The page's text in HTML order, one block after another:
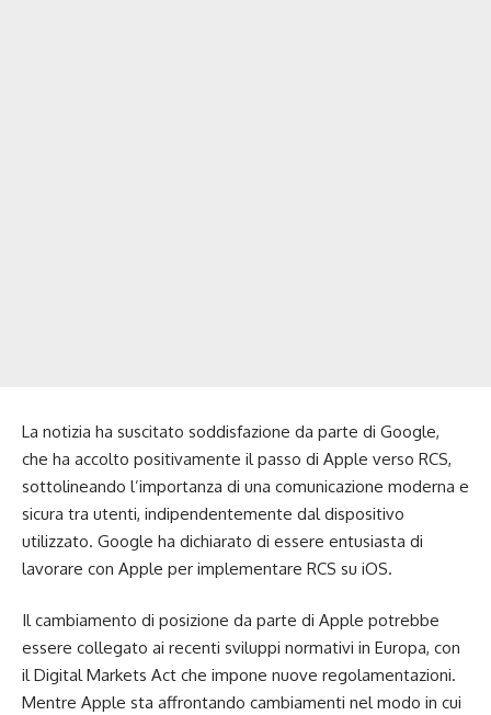
La notizia ha suscitato soddisfazione da parte di Google,
che ha accolto positivamente il passo di Apple verso RCS,
sottolineando l’importanza di una comunicazione moderna e
sicura tra utenti, indipendentemente dal dispositivo
utilizzato. Google ha dichiarato di essere entusiasta di
lavorare con Apple per implementare RCS su iOS.
Il cambiamento di posizione da parte di Apple potrebbe
essere collegato ai recenti sviluppi normativi in Europa, con
il Digital Markets Act che impone nuove regolamentazioni.
Mentre Apple sta affrontando cambiamenti nel modo in cui